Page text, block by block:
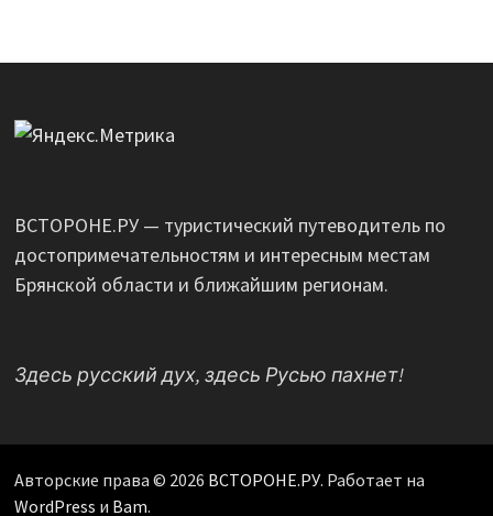
ВСТОРОНЕ.РУ — туристический путеводитель по
достопримечательностям и интересным местам
Брянской области и ближайшим регионам.
Здесь русский дух, здесь Русью пахнет!
Авторские права © 2026 ВСТОРОНЕ.РУ. Работает на
WordPress и Bam.